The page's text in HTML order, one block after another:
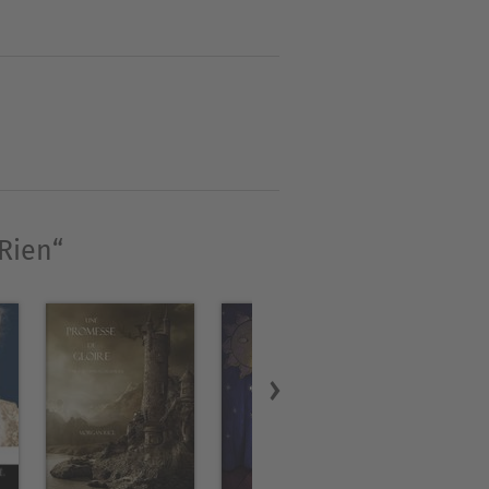
Charaktere begründen
Romeo und Julia, Othello
in Stratford-upon-Avon.